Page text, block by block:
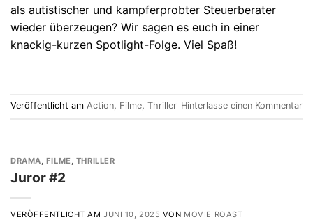
als autistischer und kampferprobter Steuerberater
wieder überzeugen? Wir sagen es euch in einer
knackig-kurzen Spotlight-Folge. Viel Spaß!
Veröffentlicht am Action, Filme, Thriller Hinterlasse einen Kommentar
DRAMA, FILME , THRILLER
Juror #2
VERÖFFENTLICHT AMJUNI 10, 2025 VON MOVIE ROAST